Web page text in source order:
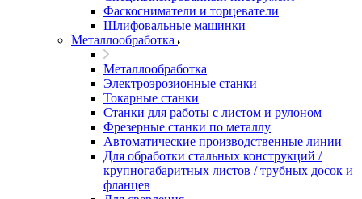
Фаскосниматели и торцеватели
Шлифовальные машинки
Металлообработка
Металлообработка
Электроэрозионные станки
Токарные станки
Станки для работы с листом и рулоном
Фрезерные станки по металлу
Автоматические производственные линии
Для обработки стальных конструкций /
крупногабаритных листов / трубных досок и
фланцев